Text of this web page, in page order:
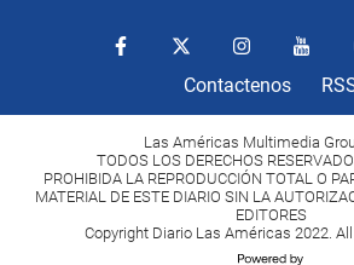
Contactenos
Las Américas Multimedia
TODOS LOS DERECHOS
PROHIBIDA LA REPRODUCCIÓN TOTAL O
MATERIAL DE ESTE DIARIO SIN LA
EDITORES
Copyright Diario Las Américas 2022.